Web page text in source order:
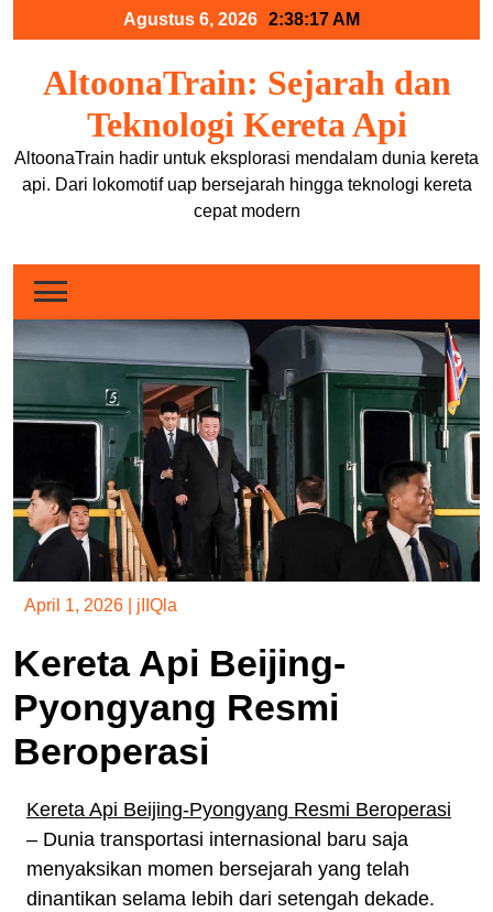
Agustus 6, 2026 2:38:17 AM
AltoonaTrain: Sejarah dan
Teknologi Kereta Api
AltoonaTrain hadir untuk eksplorasi mendalam dunia kereta
api. Dari lokomotif uap bersejarah hingga teknologi kereta
cepat modern
April 1, 2026 jIIQla
Kereta Api Beijing-
Pyongyang Resmi
Beroperasi
Kereta Api Beijing-Pyongyang Resmi Beroperasi
– Dunia transportasi internasional baru saja
menyaksikan momen bersejarah yang telah
dinantikan selama lebih dari setengah dekade.